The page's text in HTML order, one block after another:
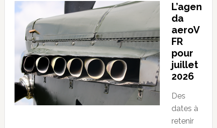
L’agen
da
aeroV
FR
pour
juillet
2026
Des
dates à
retenir